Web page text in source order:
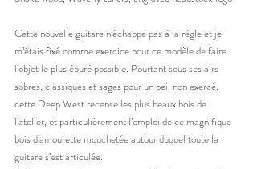
Cette nouvelle guitare n’échappe pas à la règle et je
m’étais fixé comme exercice pour ce modèle de faire
l’objet le plus épuré possible. Pourtant sous ses airs
sobres, classiques et sages pour un oeil non exercé,
cette Deep West recense les plus beaux bois de
l’atelier, et particulièrement l’emploi de ce magnifique
bois d’amourette mouchetée autour duquel toute la
guitare s’est articulée.